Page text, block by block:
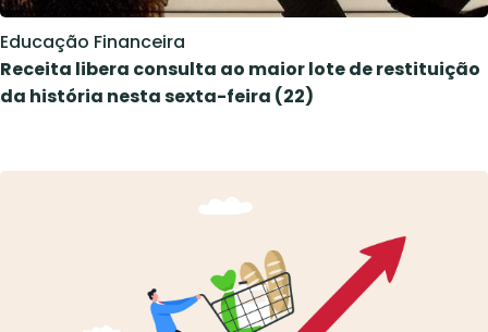
Educação Financeira
Receita libera consulta ao maior lote de restituição
da história nesta sexta-feira (22)